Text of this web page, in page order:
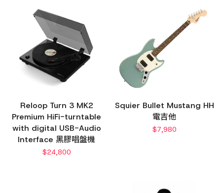
Reloop Turn 3 MK2
Premium HiFi-turntable
with digital USB-Audio
Interface 黑膠唱盤機
$24,800
Squier Bullet Mustang HH
電吉他
$7,980